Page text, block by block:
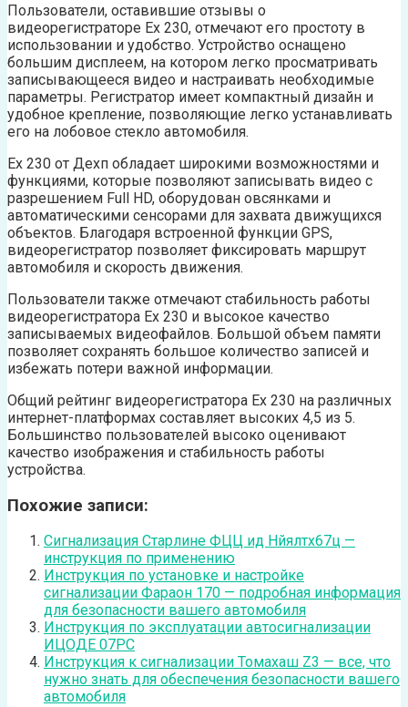
Пользователи, оставившие отзывы о
видеорегистраторе Ех 230, отмечают его простоту в
использовании и удобство. Устройство оснащено
большим дисплеем, на котором легко просматривать
записывающееся видео и настраивать необходимые
параметры. Регистратор имеет компактный дизайн и
удобное крепление, позволяющие легко устанавливать
его на лобовое стекло автомобиля.
Ех 230 от Дехп обладает широкими возможностями и
функциями, которые позволяют записывать видео с
разрешением Full HD, оборудован овсянками и
автоматическими сенсорами для захвата движущихся
объектов. Благодаря встроенной функции GPS,
видеорегистратор позволяет фиксировать маршрут
автомобиля и скорость движения.
Пользователи также отмечают стабильность работы
видеорегистратора Ех 230 и высокое качество
записываемых видеофайлов. Большой объем памяти
позволяет сохранять большое количество записей и
избежать потери важной информации.
Общий рейтинг видеорегистратора Ех 230 на различных
интернет-платформах составляет высоких 4,5 из 5.
Большинство пользователей высоко оценивают
качество изображения и стабильность работы
устройства.
Похожие записи:
Сигнализация Старлине ФЦЦ ид Нйялтх67ц —
инструкция по применению
Инструкция по установке и настройке
сигнализации Фараон 170 — подробная информация
для безопасности вашего автомобиля
Инструкция по эксплуатации автосигнализации
ИЦОДЕ 07РС
Инструкция к сигнализации Томахаш Z3 — все, что
нужно знать для обеспечения безопасности вашего
автомобиля